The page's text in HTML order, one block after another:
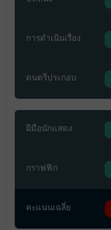
การดำเนินเรื่อง
ดนตรีประกอบ
ฝีมือนักแสดง
กราฟฟิก
คะแนนเฉลี่ย